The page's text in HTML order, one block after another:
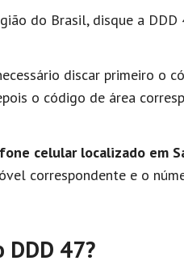
do Brasil, disque a DDD
discar primeiro o
o código de área
celular localizado em
correspondente e o
DDD 47?